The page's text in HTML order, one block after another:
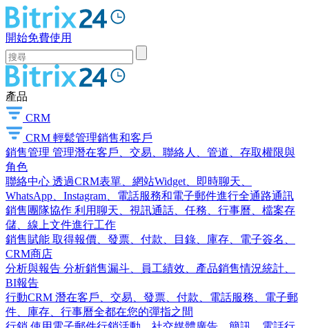
開始免費使用
產品
CRM
CRM 輕鬆管理銷售和客戶
銷售管理 管理潛在客戶、交易、聯絡人、管道、存取權限與
角色
聯絡中心 透過CRM表單、網站Widget、即時聊天、
WhatsApp、Instagram、電話服務和電子郵件進行全通路通訊
銷售團隊協作 利用聊天、視訊通話、任務、行事曆、檔案存
儲、線上文件進行工作
銷售賦能 取得報價、發票、付款、目錄、庫存、電子簽名、
CRM商店
分析與報告 分析銷售漏斗、員工績效、產品銷售情況統計、
BI報告
行動CRM 潛在客戶、交易、發票、付款、電話服務、電子郵
件、庫存、行事曆全都在您的彈指之間